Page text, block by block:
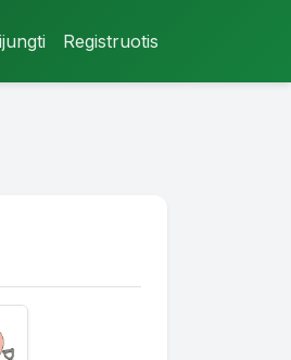
Registruotis